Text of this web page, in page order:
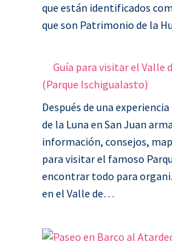
que están identificados
que son Patrimonio de la
Guía para visitar el Valle
(Parque Ischigualasto)
Después de una
de la Luna en San Juan
información, consejos,
para visitar el famoso
encontrar todo para
en el Valle de…